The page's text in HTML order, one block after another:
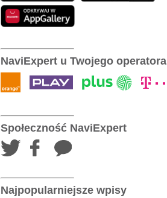
NaviExpert u Twojego operatora
Społeczność NaviExpert
Najpopularniejsze wpisy